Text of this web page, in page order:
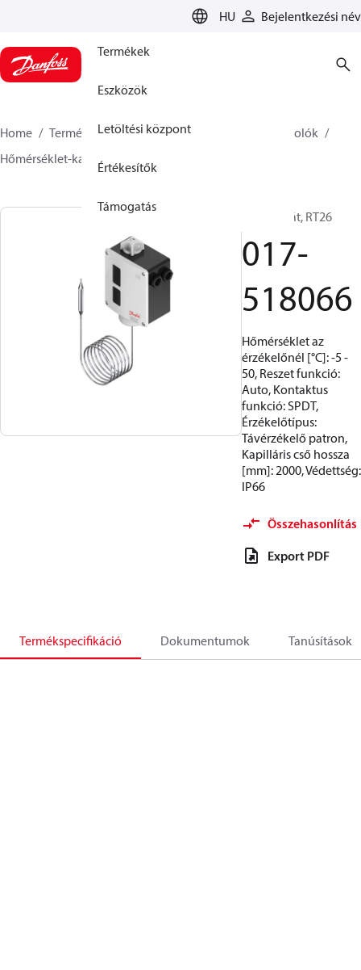
HU Bejelentkezési név
Termékek
Eszközök
Letöltési központ
Értékesítők
Támogatás
Home Termékek Climate Solutions Hűtés
Kapcsolók
Hőmérséklet-kapcsolók
Termosztát, RT26
017-
518066
Hőmérséklet az
érzékelőnél [°C]: -5 -
50, Reszet funkció:
Auto, Kontaktus
funkció: SPDT,
Érzékelőtípus:
Távérzékelő patron,
Kapilláris cső hossza
[mm]: 2000, Védettség:
IP66
Összehasonlítás
Export PDF
Termékspecifikáció Dokumentumok Tanúsítások